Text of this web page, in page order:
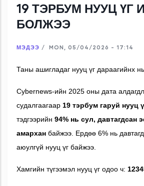
19 ТЭРБУМ НУУЦ ҮГ
БОЛЖЭЭ
МЭДЭЭ / MON, 05/04/2026 - 17:14
Таны ашигладаг нууц үг дараагийнх
Cybernews-ийн 2025 оны дата
судалгаагаар 19 тэрбум гаруй нууц
тэдгээрийн 94% нь сул, давтагдсан
амархан байжээ. Ердөө 6% нь
аюулгүй нууц үг байжээ.
Хамгийн түгээмэл нууц үг одоо ч: